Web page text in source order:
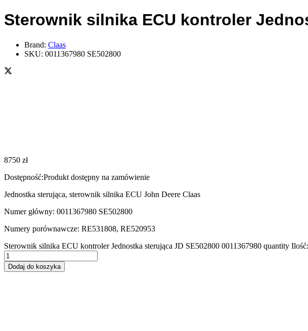
Sterownik silnika ECU kontroler
Brand: Claas
SKU: 0011367980 SE502800
8750 zł
Dostępność:Produkt dostępny na zamówienie
Jednostka sterująca, sterownik silnika ECU John Deere Claas
Numer główny: 0011367980 SE502800
Numery porównawcze: RE531808, RE520953
Sterownik silnika ECU kontroler Jednostka sterująca JD SE502800 0011367980 quantity Ilość:
Dodaj do koszyka